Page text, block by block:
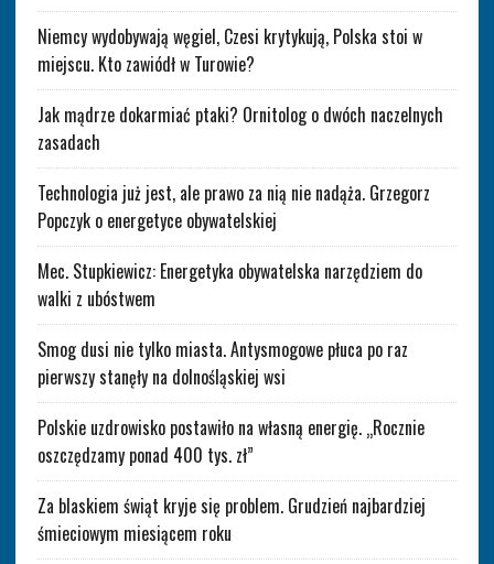
Niemcy wydobywają węgiel, Czesi krytykują, Polska stoi w
miejscu. Kto zawiódł w Turowie?
Jak mądrze dokarmiać ptaki? Ornitolog o dwóch naczelnych
zasadach
Technologia już jest, ale prawo za nią nie nadąża. Grzegorz
Popczyk o energetyce obywatelskiej
Mec. Stupkiewicz: Energetyka obywatelska narzędziem do
walki z ubóstwem
Smog dusi nie tylko miasta. Antysmogowe płuca po raz
pierwszy stanęły na dolnośląskiej wsi
Polskie uzdrowisko postawiło na własną energię. „Rocznie
oszczędzamy ponad 400 tys. zł”
Za blaskiem świąt kryje się problem. Grudzień najbardziej
śmieciowym miesiącem roku